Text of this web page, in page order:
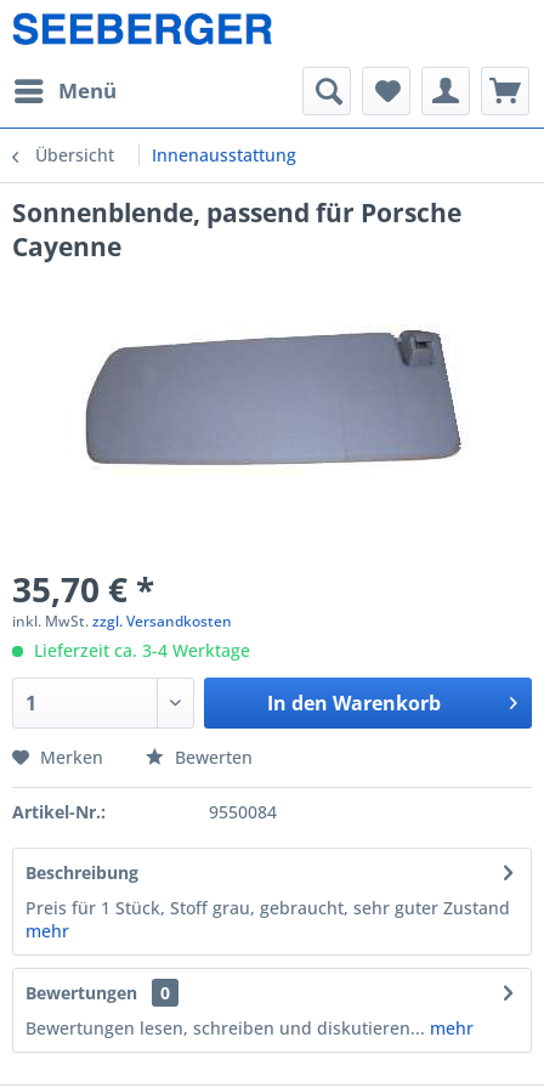
Menü
Übersicht Innenausstattung
Sonnenblende, passend für Porsche
Cayenne
35,70 € *
inkl. MwSt.zzgl. Versandkosten
Lieferzeit ca. 3-4 Werktage
In den Warenkorb
Merken Bewerten
Artikel-Nr.: 9550084
Beschreibung
Preis für 1 Stück, Stoff grau, gebraucht, sehr guter Zustand
mehr
Bewertungen
0
Bewertungen lesen, schreiben und diskutieren... mehr